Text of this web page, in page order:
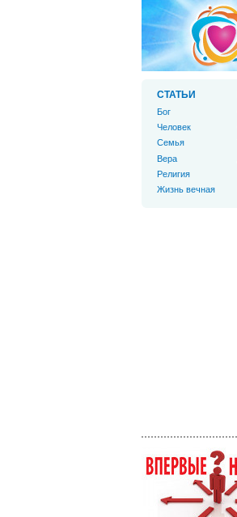
СТАТЬИ
Бог
Человек
Cемья
Вера
Религия
Жизнь вечная